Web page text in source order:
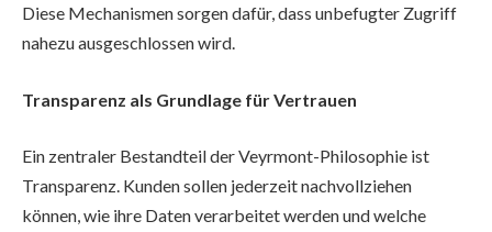
Diese Mechanismen sorgen dafür, dass unbefugter Zugriff
nahezu ausgeschlossen wird.
Transparenz als Grundlage für Vertrauen
Ein zentraler Bestandteil der Veyrmont-Philosophie ist
Transparenz. Kunden sollen jederzeit nachvollziehen
können, wie ihre Daten verarbeitet werden und welche